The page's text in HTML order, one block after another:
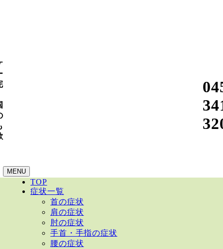
MENU
TOP
症状一覧
首の症状
肩の症状
肘の症状
手首・手指の症状
腰の症状